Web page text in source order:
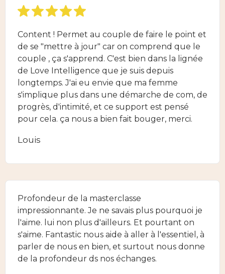
Content ! Permet au couple de faire le point et
de se "mettre à jour" car on comprend que le
couple , ça s'apprend. C'est bien dans la lignée
de Love Intelligence que je suis depuis
longtemps. J'ai eu envie que ma femme
s'implique plus dans une démarche de com, de
progrès, d'intimité, et ce support est pensé
pour cela. ça nous a bien fait bouger, merci.
Louis
Profondeur de la masterclasse
impressionnante. Je ne savais plus pourquoi je
l'aime. lui non plus d'ailleurs. Et pourtant on
s'aime. Fantastic nous aide à aller à l'essentiel, à
parler de nous en bien, et surtout nous donne
de la profondeur ds nos échanges.